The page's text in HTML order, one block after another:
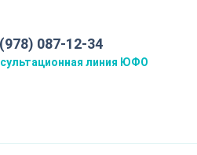
087-12-34
линия ЮФО